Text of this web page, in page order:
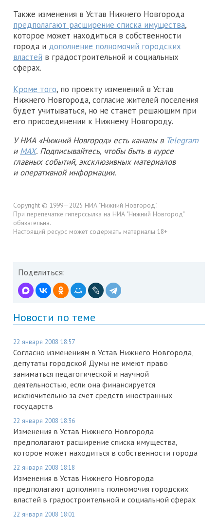
Также изменения в Устав Нижнего Новгорода
предполагают расширение списка имущества,
которое может находиться в собственности
города и дополнение полномочий городских
властей в градостроительной и социальных
сферах.
Кроме того, по проекту изменений в Устав
Нижнего Новгорода, согласие жителей поселения
будет учитываться, но не станет решающим при
его присоединении к Нижнему Новгороду.
У НИА «Нижний Новгород» есть каналы в Telegram
и MAX. Подписывайтесь, чтобы быть в курсе
главных событий, эксклюзивных материалов
и оперативной информации.
Copyright © 1999—2025 НИА "Нижний Новгород".
При перепечатке гиперссылка на НИА "Нижний Новгород"
обязательна.
Настоящий ресурс может содержать материалы 18+
Поделиться:
Новости по теме
22 января 2008 18:57
Согласно изменениям в Устав Нижнего Новгорода,
депутаты городской Думы не имеют право
заниматься педагогической и научной
деятельностью, если она финансируется
исключительно за счет средств иностранных
государств
22 января 2008 18:36
Изменения в Устав Нижнего Новгорода
предполагают расширение списка имущества,
которое может находиться в собственности города
22 января 2008 18:18
Изменения в Устав Нижнего Новгорода
предполагают дополнить полномочия городских
властей в градостроительной и социальной сферах
22 января 2008 18:01